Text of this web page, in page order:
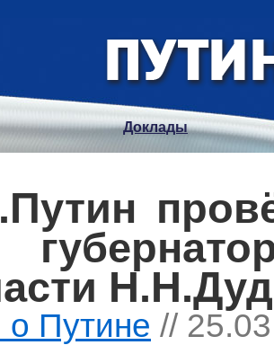
Доклады
Путине //